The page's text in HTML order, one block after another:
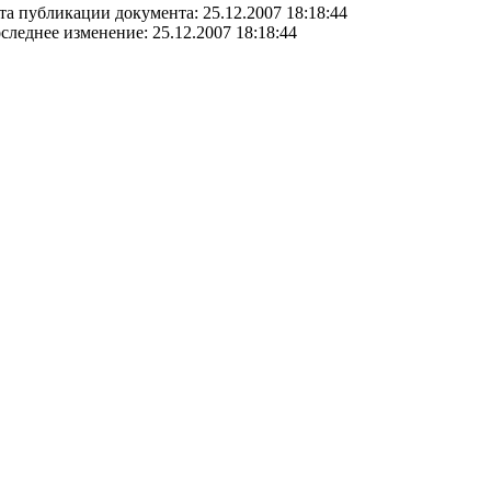
публикации документа: 25.12.2007 18:18:44
изменение: 25.12.2007 18:18:44